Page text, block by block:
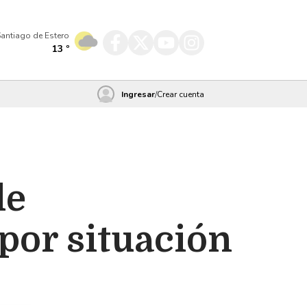
de Estero
13 º
Ingresar/Crear cuenta
situación